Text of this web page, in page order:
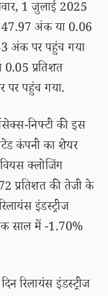
1 जुलाई 2025
47.97 अंक या 0.06
अंक पर पहुंच गया
प्रतिशत
पहुंच गया.
निफ्टी की इस
कंपनी का शेयर
क्लोजिंग
प्रतिशत की तेजी के
इंडस्ट्रीज
साल में -1.70%
रिलायंस इंडस्ट्रीज